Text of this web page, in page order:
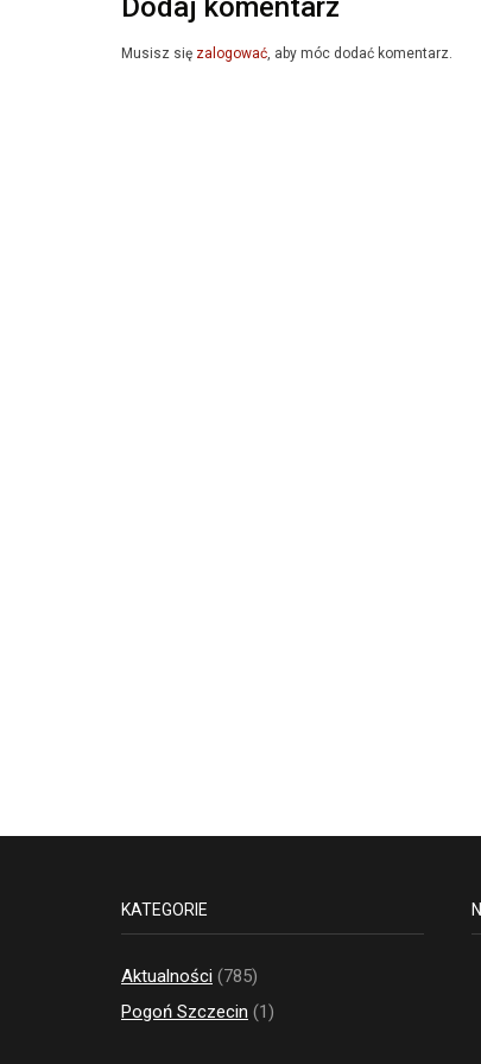
Dodaj komentarz
Musisz się zalogować, aby móc dodać komentarz.
KATEGORIE
Aktualności (785)
Pogoń Szczecin (1)